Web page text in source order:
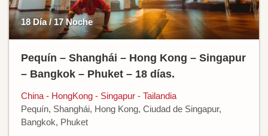
18 Día / 17 Noche
Pequín – Shanghái – Hong Kong – Singapur
– Bangkok – Phuket – 18 días.
China - HongKong - Singapur - Tailandia
Pequín, Shanghái, Hong Kong, Ciudad de Singapur,
Bangkok, Phuket